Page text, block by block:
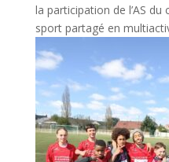
la participation de l’AS
sport partagé en